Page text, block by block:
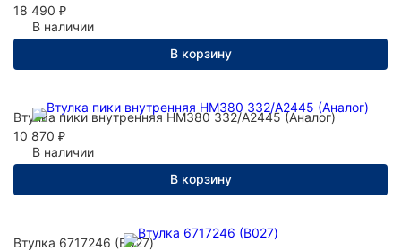
18 490 ₽
В наличии
В корзину
Втулка пики внутренняя НМ380 332/A2445 (Аналог)
10 870 ₽
В наличии
В корзину
Втулка 6717246 (B027)